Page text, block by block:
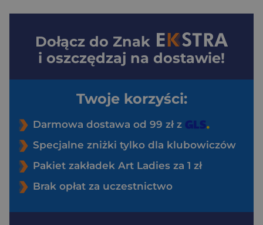
Dołącz do Znak
i oszczędzaj na dostawie!
Twoje korzyści:
Darmowa dostawa od 99 zł z
Specjalne zniżki tylko dla klubowiczów
Pakiet zakładek Art Ladies za 1 zł
Brak opłat za uczestnictwo